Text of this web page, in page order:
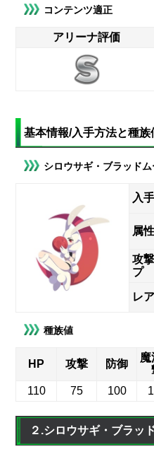
コンテンツ適正
アリーナ評価
基本情報/入手方法と種族
シロウサギ・ブラッド
入
属性
攻
プ
レア
種族値
HP 攻撃 防御
魔
110 75 100
２.シロウサギ・ブラッ